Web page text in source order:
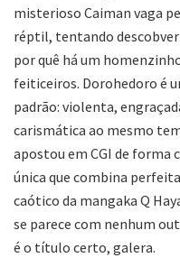
misterioso Caiman vaga
réptil, tentando
por quê há um
feiticeiros. Dorohedoro é
padrão: violenta,
carismática ao mesmo
apostou em CGI de forma
única que combina
caótico da mangaka Q
se parece com nenhum
é o título certo, galera.